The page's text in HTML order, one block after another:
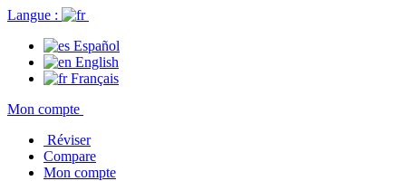
Langue :
Español
English
Français
Mon compte
Réviser
Compare
Mon compte